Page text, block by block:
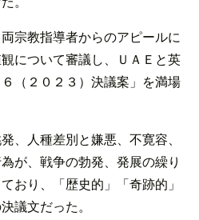
宗教指導者からのアピールに
について審議し、ＵＡＥと英
（２０２３）決議案」を満場
、人種差別と嫌悪、不寛容、
が、戦争の勃発、発展の繰り
おり、「歴史的」「奇跡的」
議文だった。